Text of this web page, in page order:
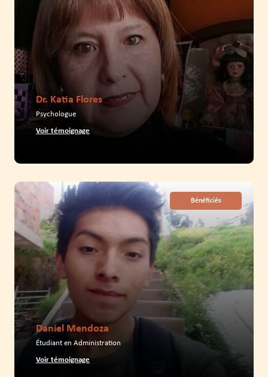
Dr. Katia Flores
Psychologue
Voir témoignage
Bénéficiés
Daniel Mendoza
Étudiant en Administration
Voir témoignage